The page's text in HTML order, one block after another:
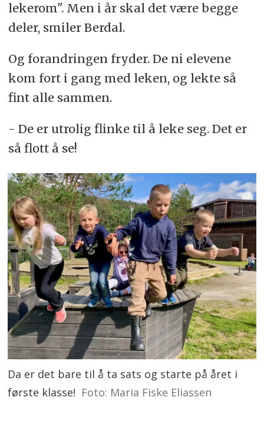
lekerom". Men i år skal det være begge
deler, smiler Berdal.
Og forandringen fryder. De ni elevene
kom fort i gang med leken, og lekte så
fint alle sammen.
- De er utrolig flinke til å leke seg. Det er
så flott å se!
Da er det bare til å ta sats og starte på året i
første klasse! Foto: Maria Fiske Eliassen